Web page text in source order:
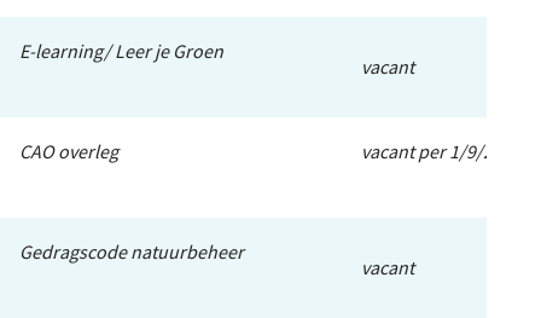
E-learning/ Leer je Groen
vacant
CAO overleg vacant per 1/9/2022
Gedragscode natuurbeheer
vacant